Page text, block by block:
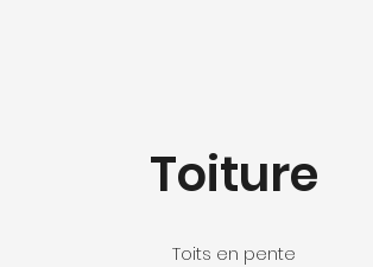
Toiture
Toits en pente